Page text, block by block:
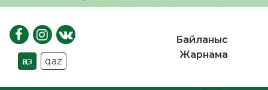
қаз qaz
Байланыс
Жарнама